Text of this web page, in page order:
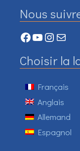
Nous
Facebook
YouTube
Mail
Choisir la
Français
Anglais
Allemand
Espagnol